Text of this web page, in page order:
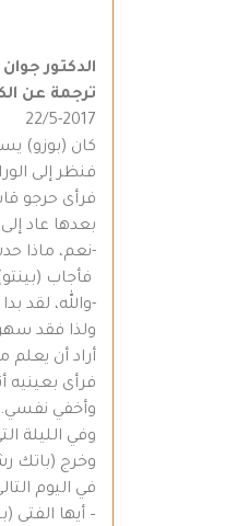
الدكتور
ترجمة عن
22/5-2017
كان (بوزو)
فنظر إلى
فرأى حرجو
بعدها عاد
-نعم، ماذا
فأجاب
-والله، لقد
ولذا فقد
أراد أن يعلم
فرأى بعينيه
وأخفي نفسي.
وفي الليلة
وخرج (باتك
في اليوم
– أيها الفتى